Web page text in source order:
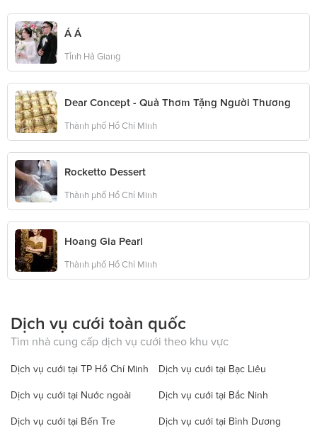
Á Á
Tỉnh Hà Giang
Dear Concept - Quà Thơm Tặng Người Thương
Thành phố Hồ Chí Minh
Rocketto Dessert
Thành phố Hồ Chí Minh
Hoang Gia Pearl
Thành phố Hồ Chí Minh
Dịch vụ cưới toàn quốc
Tìm nhà cung cấp dịch vụ cưới theo khu vực
Dịch vụ cưới tại TP Hồ Chí Minh Dịch vụ cưới tại Bạc Liêu
Dịch vụ cưới tại Nước ngoài Dịch vụ cưới tại Bắc Ninh
Dịch vụ cưới tại Bến Tre Dịch vụ cưới tại Bình Dương